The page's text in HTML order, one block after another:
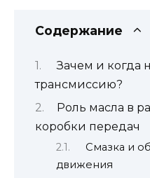
Содержание
Зачем и когда
трансмиссию?
Роль масла в
коробки передач
Смазка и
движения